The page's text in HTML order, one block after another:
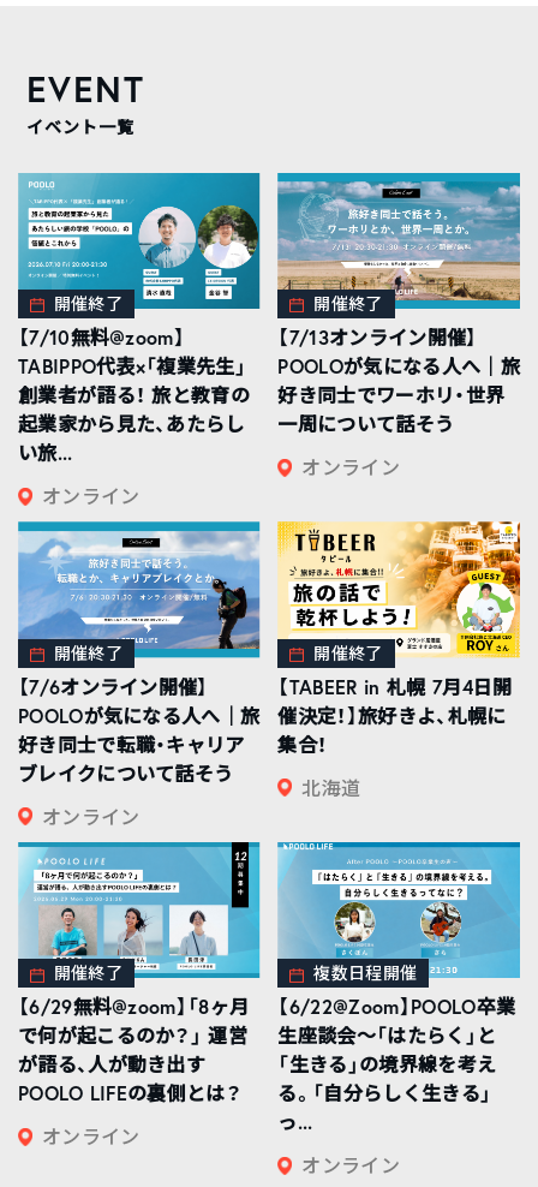
EVENT
イベント一覧
開催終了
【7/10無料@zoom】
TABIPPO代表×「複業先生」
創業者が語る！ 旅と教育の
起業家から見た、あたらし
い旅...
オンライン
開催終了
【7/13オンライン開催】
POOLOが気になる人へ｜旅
好き同士でワーホリ・世界
一周について話そう
オンライン
開催終了
【7/6オンライン開催】
POOLOが気になる人へ｜旅
好き同士で転職・キャリア
ブレイクについて話そう
オンライン
開催終了
【TABEER in 札幌 7月4日開
催決定！】旅好きよ、札幌に
集合！
北海道
開催終了
【6/29無料@zoom】「8ヶ月
で何が起こるのか？」 運営
が語る、人が動き出す
POOLO LIFEの裏側とは？
オンライン
複数日程開催
【6/22@Zoom】POOLO卒業
生座談会〜「はたらく」と
「生きる」の境界線を考え
る。「自分らしく生きる」
っ...
オンライン